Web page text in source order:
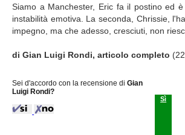
Siamo a Manchester, Eric fa il postino ed
instabilità emotiva. La seconda, Chrissie,
impegno, ma che adesso, cresciuti, non
di Gian Luigi Rondi, articolo completo
Sei d'accordo con la recensione diGian
Luigi Rondi?
Sì